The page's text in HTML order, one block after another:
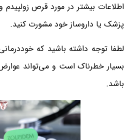
اطلاعات بیشتر در مورد قرص
پزشک یا داروساز خود مشورت کنید.
لطفا توجه داشته باشید که
بسیار خطرناک است و می‌تواند
باشد.